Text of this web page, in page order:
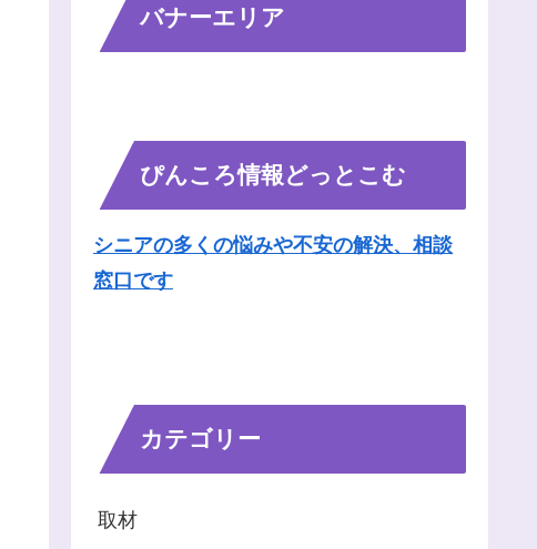
バナーエリア
ぴんころ情報どっとこむ
シニアの多くの悩みや不安の解決、相談
窓口です
カテゴリー
取材